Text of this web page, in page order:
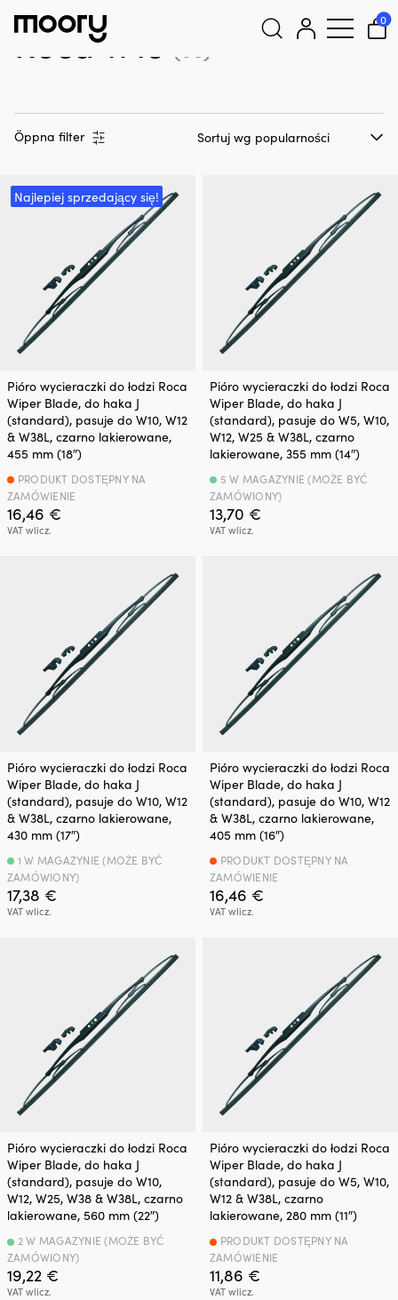
0
Roca W10
Öppna filter
Najlepiej sprzedający się!
Pióro wycieraczki do łodzi Roca
Wiper Blade, do haka J
(standard), pasuje do W10, W12
& W38L, czarno lakierowane,
455 mm (18″)
16,46 €
VAT wlicz.
PRODUKT DOSTĘPNY NA
ZAMÓWIENIE
Pióro wycieraczki do łodzi Roca
Wiper Blade, do haka J
(standard), pasuje do W5, W10,
W12, W25 & W38L, czarno
lakierowane, 355 mm (14″)
13,70 €
VAT wlicz.
5 W MAGAZYNIE (MOŻE BYĆ
ZAMÓWIONY)
Pióro wycieraczki do łodzi Roca
Wiper Blade, do haka J
(standard), pasuje do W10, W12
& W38L, czarno lakierowane,
430 mm (17″)
17,38 €
VAT wlicz.
1 W MAGAZYNIE (MOŻE BYĆ
ZAMÓWIONY)
Pióro wycieraczki do łodzi Roca
Wiper Blade, do haka J
(standard), pasuje do W10, W12
& W38L, czarno lakierowane,
405 mm (16″)
16,46 €
VAT wlicz.
PRODUKT DOSTĘPNY NA
ZAMÓWIENIE
Pióro wycieraczki do łodzi Roca
Wiper Blade, do haka J
(standard), pasuje do W10,
W12, W25, W38 & W38L, czarno
lakierowane, 560 mm (22″)
19,22 €
VAT wlicz.
2 W MAGAZYNIE (MOŻE BYĆ
ZAMÓWIONY)
Pióro wycieraczki do łodzi Roca
Wiper Blade, do haka J
(standard), pasuje do W5, W10,
W12 & W38L, czarno
lakierowane, 280 mm (11″)
11,86 €
VAT wlicz.
PRODUKT DOSTĘPNY NA
ZAMÓWIENIE